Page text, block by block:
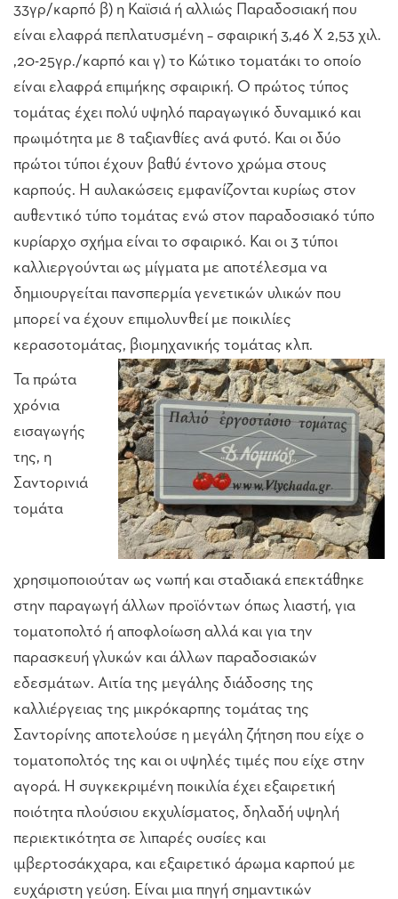
33γρ/καρπό β) η Καϊσιά ή αλλιώς Παραδοσιακή που
είναι ελαφρά πεπλατυσμένη – σφαιρική 3,46 Χ 2,53 χιλ.
,20-25γρ./καρπό και γ) το Κώτικο τοματάκι το οποίο
είναι ελαφρά επιμήκης σφαιρική. Ο πρώτος τύπος
τομάτας έχει πολύ υψηλό παραγωγικό δυναμικό και
πρωιμότητα με 8 ταξιανθίες ανά φυτό. Και οι δύο
πρώτοι τύποι έχουν βαθύ έντονο χρώμα στους
καρπούς. Η αυλακώσεις εμφανίζονται κυρίως στον
αυθεντικό τύπο τομάτας ενώ στον παραδοσιακό τύπο
κυρίαρχο σχήμα είναι το σφαιρικό. Και οι 3 τύποι
καλλιεργούνται ως μίγματα με αποτέλεσμα να
δημιουργείται πανσπερμία γενετικών υλικών που
μπορεί να έχουν επιμολυνθεί με ποικιλίες
κερασοτομάτας, βιομηχανικής τομάτας κλπ.
Τα πρώτα
χρόνια
εισαγωγής
της, η
Σαντορινιά
τομάτα
χρησιμοποιούταν ως νωπή και σταδιακά επεκτάθηκε
στην παραγωγή άλλων προϊόντων όπως λιαστή, για
τοματοπολτό ή αποφλοίωση αλλά και για την
παρασκευή γλυκών και άλλων παραδοσιακών
εδεσμάτων. Αιτία της μεγάλης διάδοσης της
καλλιέργειας της μικρόκαρπης τομάτας της
Σαντορίνης αποτελούσε η μεγάλη ζήτηση που είχε ο
τοματοπολτός της και οι υψηλές τιμές που είχε στην
αγορά. Η συγκεκριμένη ποικιλία έχει εξαιρετική
ποιότητα πλούσιου εκχυλίσματος, δηλαδή υψηλή
περιεκτικότητα σε λιπαρές ουσίες και
ιμβερτοσάκχαρα, και εξαιρετικό άρωμα καρπού με
ευχάριστη γεύση. Είναι μια πηγή σημαντικών